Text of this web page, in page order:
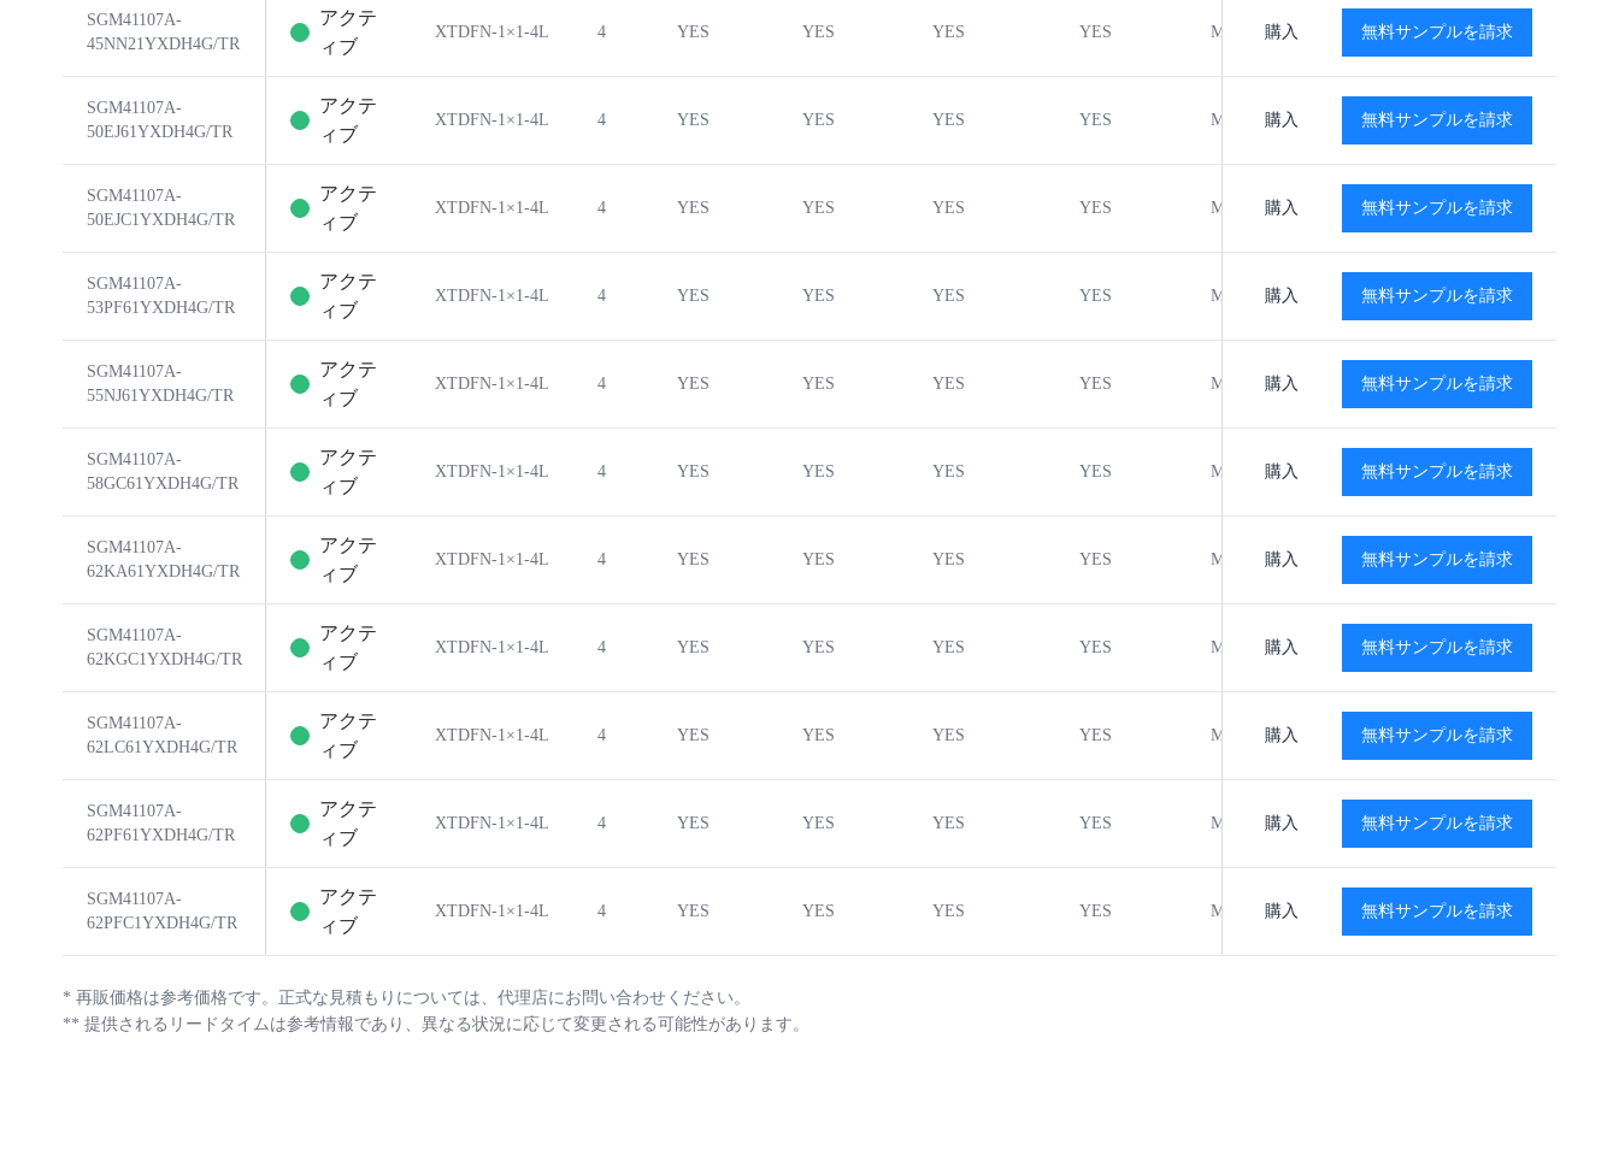
SGM41107A-
45NN21YXDH4G/TR
アクテ
ィブ
XTDFN-1×1-4L 4 YES YES YES YES MSL1 -40℃ to +85℃ 閲覧
購入 無料サンプルを請求
SGM41107A-
50EJ61YXDH4G/TR
アクテ
ィブ
XTDFN-1×1-4L 4 YES YES YES YES MSL1 -40℃ to +85℃ 閲覧
購入 無料サンプルを請求
SGM41107A-
50EJC1YXDH4G/TR
アクテ
ィブ
XTDFN-1×1-4L 4 YES YES YES YES MSL1 -40℃ to +85℃ 閲覧
購入 無料サンプルを請求
SGM41107A-
53PF61YXDH4G/TR
アクテ
ィブ
XTDFN-1×1-4L 4 YES YES YES YES MSL1 -40℃ to +85℃ 閲覧
購入 無料サンプルを請求
SGM41107A-
55NJ61YXDH4G/TR
アクテ
ィブ
XTDFN-1×1-4L 4 YES YES YES YES MSL1 -40℃ to +85℃ 閲覧
購入 無料サンプルを請求
SGM41107A-
58GC61YXDH4G/TR
アクテ
ィブ
XTDFN-1×1-4L 4 YES YES YES YES MSL1 -40℃ to +85℃ 閲覧
購入 無料サンプルを請求
SGM41107A-
62KA61YXDH4G/TR
アクテ
ィブ
XTDFN-1×1-4L 4 YES YES YES YES MSL1 -40℃ to +85℃ 閲覧
購入 無料サンプルを請求
SGM41107A-
62KGC1YXDH4G/TR
アクテ
ィブ
XTDFN-1×1-4L 4 YES YES YES YES MSL1 -40℃ to +85℃ 閲覧
購入 無料サンプルを請求
SGM41107A-
62LC61YXDH4G/TR
アクテ
ィブ
XTDFN-1×1-4L 4 YES YES YES YES MSL1 -40℃ to +85℃ 閲覧
購入 無料サンプルを請求
SGM41107A-
62PF61YXDH4G/TR
アクテ
ィブ
XTDFN-1×1-4L 4 YES YES YES YES MSL1 -40℃ to +85℃ 閲覧
購入 無料サンプルを請求
SGM41107A-
62PFC1YXDH4G/TR
アクテ
ィブ
XTDFN-1×1-4L 4 YES YES YES YES MSL1 -40℃ to +85℃ 閲覧
購入 無料サンプルを請求
* 再販価格は参考価格です。正式な見積もりについては、代理店にお問い合わせください。
** 提供されるリードタイムは参考情報であり、異なる状況に応じて変更される可能性があります。